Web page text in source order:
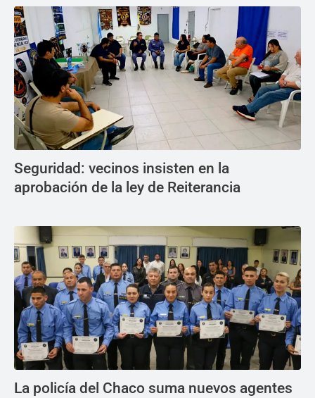
Seguridad: vecinos insisten en la
aprobación de la ley de Reiterancia
La policía del Chaco suma nuevos agentes